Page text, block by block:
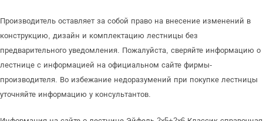
Производитель оставляет за собой право на внесение изменений в
конструкцию, дизайн и комплектацию лестницы без
предварительного уведомления. Пожалуйста, сверяйте информацию о
лестнице с информацией на официальном сайте фирмы-
производителя. Во избежание недоразумений при покупке лестницы
уточняйте информацию у консультантов.